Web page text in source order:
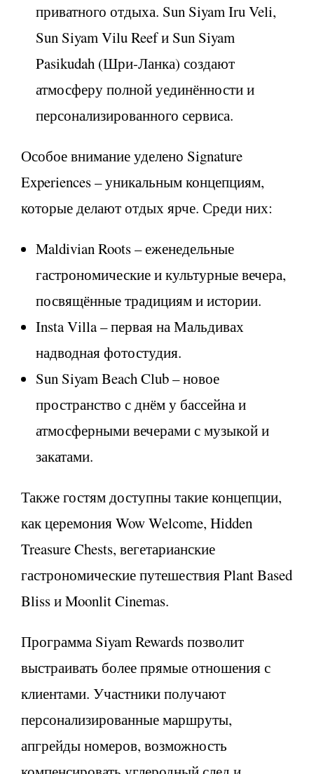
приватного отдыха. Sun Siyam Iru Veli,
Sun Siyam Vilu Reef и Sun Siyam
Pasikudah (Шри-Ланка) создают
атмосферу полной уединённости и
персонализированного сервиса.
Особое внимание уделено Signature
Experiences – уникальным концепциям,
которые делают отдых ярче. Среди них:
Maldivian Roots – еженедельные
гастрономические и культурные вечера,
посвящённые традициям и истории.
Insta Villa – первая на Мальдивах
надводная фотостудия.
Sun Siyam Beach Club – новое
пространство с днём у бассейна и
атмосферными вечерами с музыкой и
закатами.
Также гостям доступны такие концепции,
как церемония Wow Welcome, Hidden
Treasure Chests, вегетарианские
гастрономические путешествия Plant Based
Bliss и Moonlit Cinemas.
Программа Siyam Rewards позволит
выстраивать более прямые отношения с
клиентами. Участники получают
персонализированные маршруты,
апгрейды номеров, возможность